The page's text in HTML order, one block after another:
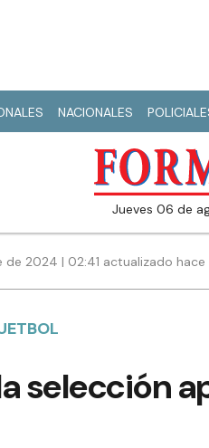
NACIONALES
jueves 06 de
de 2024 | 02:41 actualizado hace
selección